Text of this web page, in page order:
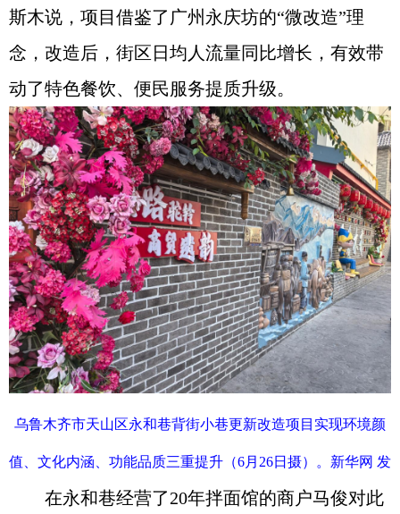
斯木说，项目借鉴了广州永庆坊的“微改造”理
念，改造后，街区日均人流量同比增长，有效带
动了特色餐饮、便民服务提质升级。
乌鲁木齐市天山区永和巷背街小巷更新改造项目实现环境颜
值、文化内涵、功能品质三重提升（6月26日摄）。新华网 发
在永和巷经营了20年拌面馆的商户马俊对此